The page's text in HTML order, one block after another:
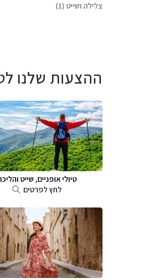
צלילה ושייט (1)
ההצעות שלנו
טיולי אופניים, שייט
לחץ לפרטים